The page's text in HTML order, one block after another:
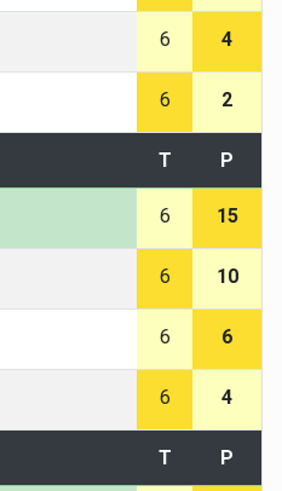
6 4
6 2
T P
6 15
6 10
6 6
6 4
T P